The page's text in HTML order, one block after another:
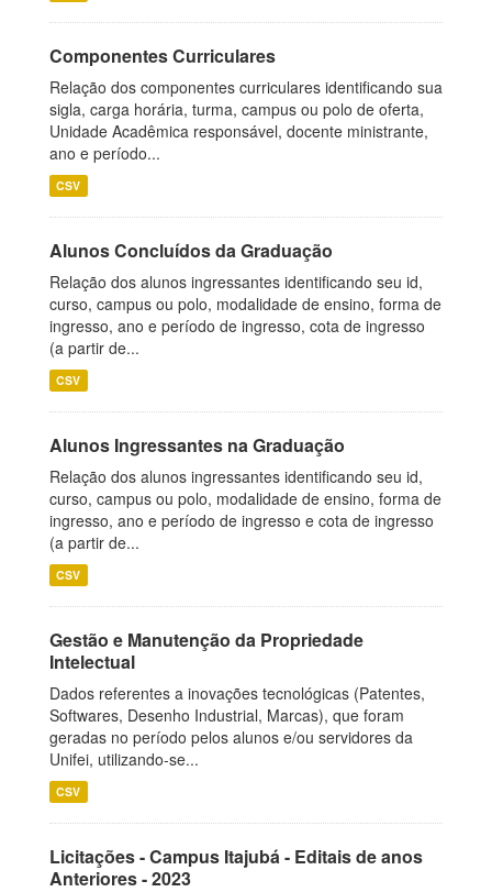
Componentes Curriculares
Relação dos componentes curriculares identificando sua
sigla, carga horária, turma, campus ou polo de oferta,
Unidade Acadêmica responsável, docente ministrante,
ano e período...
CSV
Alunos Concluídos da Graduação
Relação dos alunos ingressantes identificando seu id,
curso, campus ou polo, modalidade de ensino, forma de
ingresso, ano e período de ingresso, cota de ingresso
(a partir de...
CSV
Alunos Ingressantes na Graduação
Relação dos alunos ingressantes identificando seu id,
curso, campus ou polo, modalidade de ensino, forma de
ingresso, ano e período de ingresso e cota de ingresso
(a partir de...
CSV
Gestão e Manutenção da Propriedade
Intelectual
Dados referentes a inovações tecnológicas (Patentes,
Softwares, Desenho Industrial, Marcas), que foram
geradas no período pelos alunos e/ou servidores da
Unifei, utilizando-se...
CSV
Licitações - Campus Itajubá - Editais de anos
Anteriores - 2023